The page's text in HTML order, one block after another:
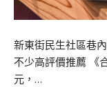
新東街民生社區巷
不少高評價推薦 《
元，…